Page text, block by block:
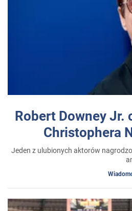
Robert Downey Jr.
Christophera
Jeden z ulubionych aktorów